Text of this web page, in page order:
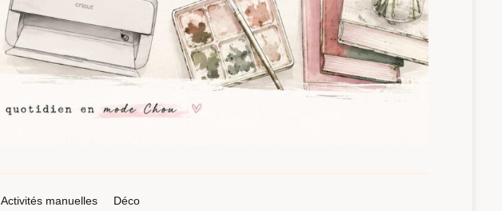
Activités manuelles Déco